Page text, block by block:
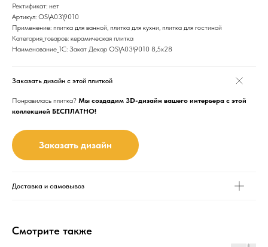
Ректификат: нет
Артикул: OS\A03\9010
Применение: плитка для ванной, плитка для кухни, плитка для гостиной
Категория_товаров: керамическая плитка
Наименование_1С: Закат Декор OS\A03\9010 8,5х28
Заказать дизайн с этой плиткой
Понравилась плитка? Мы создадим 3D-дизайн вашего интерьера с этой
коллекцией БЕСПЛАТНО!
Заказать дизайн
Доставка и самовывоз
Смотрите также